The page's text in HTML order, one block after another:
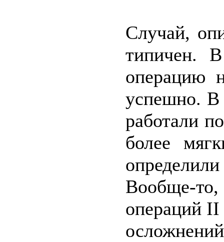
Случай,
типичен.
операцию
успешно. В
работали
более
Вообще-
операций II